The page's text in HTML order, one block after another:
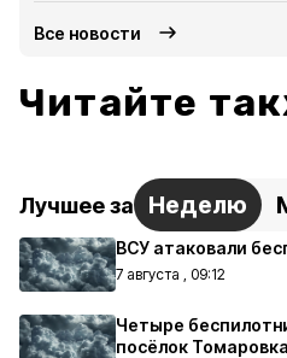
Все новости
Читайте
Лучшее за Неделю
ВСУ атаковали
7 августа , 09:12
Четыре
посёлок Томаровка